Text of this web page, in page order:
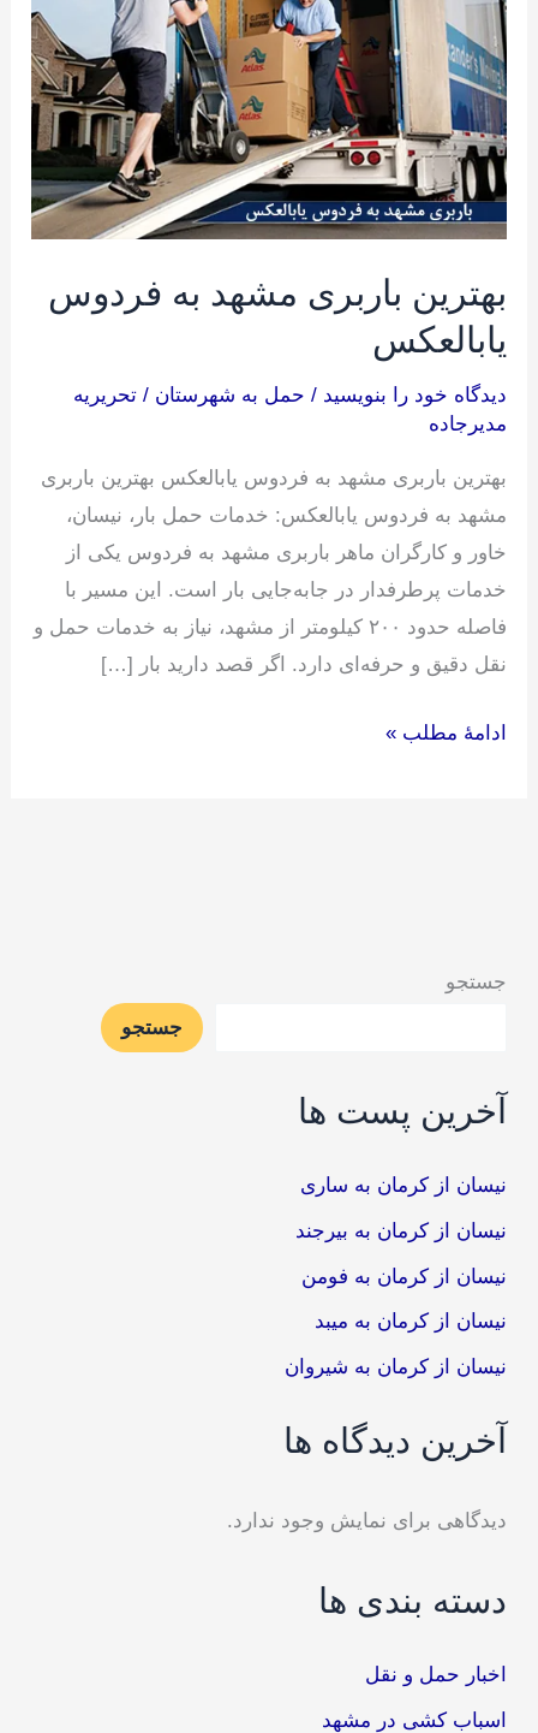
بهترین باربری مشهد به فردوس
یابالعکس
دیدگاه‌ خود را بنویسید / حمل به شهرستان /تحریریه
مدیرجاده
بهترین باربری مشهد به فردوس یابالعکس بهترین باربری
مشهد به فردوس یابالعکس: خدمات حمل بار، نیسان،
خاور و کارگران ماهر باربری مشهد به فردوس یکی از
خدمات پرطرفدار در جابه‌جایی بار است. این مسیر با
فاصله حدود ۲۰۰ کیلومتر از مشهد، نیاز به خدمات حمل و
نقل دقیق و حرفه‌ای دارد. اگر قصد دارید بار […]
به
فردوس
یابالعکس
ادامۀ مطلب »
جستجو
جستجو
آخرین پست ها
نیسان از کرمان به ساری
نیسان از کرمان به بیرجند
نیسان از کرمان به فومن
نیسان از کرمان به میبد
نیسان از کرمان به شیروان
آخرین دیدگاه ها
دیدگاهی برای نمایش وجود ندارد.
دسته بندی ها
اخبار حمل و نقل
اسباب کشی در مشهد